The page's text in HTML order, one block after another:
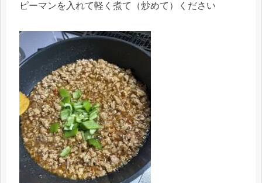
ピーマンを入れて軽く煮て（炒めて）ください